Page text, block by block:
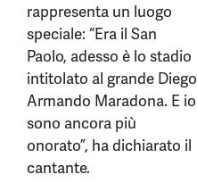
rappresenta un luogo
speciale: “Era il San
Paolo, adesso è lo stadio
intitolato al grande Diego
Armando Maradona. E io
sono ancora più
onorato”, ha dichiarato il
cantante.